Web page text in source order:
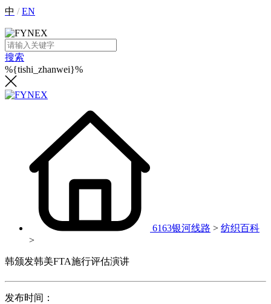
中 /EN
搜索
%{tishi_zhanwei}%
6163银河线路 > 纺织百科
>
韩颁发韩美FTA施行评估演讲
发布时间：